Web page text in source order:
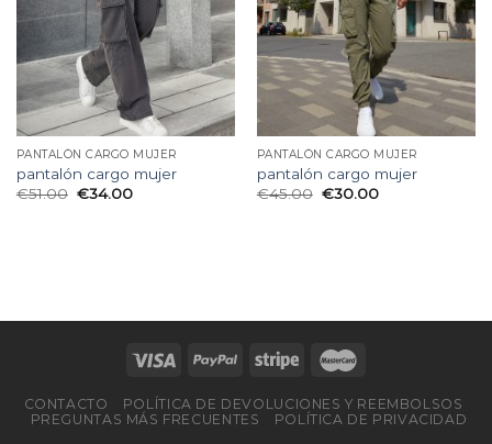
PANTALÓN CARGO MUJER
pantalón cargo mujer
€51.00 €34.00
PANTALÓN CARGO MUJER
pantalón cargo mujer
€45.00 €30.00
CONTACTO
POLÍTICA DE DEVOLUCIONES Y REEMBOLSOS
PREGUNTAS MÁS FRECUENTES
POLÍTICA DE PRIVACIDAD